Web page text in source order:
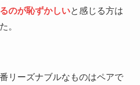
のが恥ずかしいと感じる方は
。
リーズナブルなものはペアで